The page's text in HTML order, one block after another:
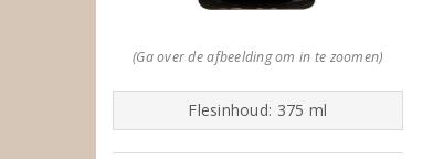
(Ga over de afbeelding om in te zoomen)
Flesinhoud: 375 ml